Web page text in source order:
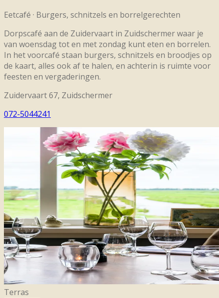
Eetcafé · Burgers, schnitzels en borrelgerechten
Dorpscafé aan de Zuidervaart in Zuidschermer waar je
van woensdag tot en met zondag kunt eten en borrelen.
In het voorcafé staan burgers, schnitzels en broodjes op
de kaart, alles ook af te halen, en achterin is ruimte voor
feesten en vergaderingen.
Zuidervaart 67, Zuidschermer
072-5044241
Terras